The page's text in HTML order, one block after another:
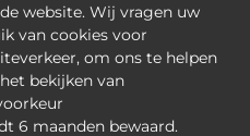
Fabiola • Jean-
website. Wij vragen uw
van cookies voor
om ons te helpen
bekijken van
6 maanden bewaard.